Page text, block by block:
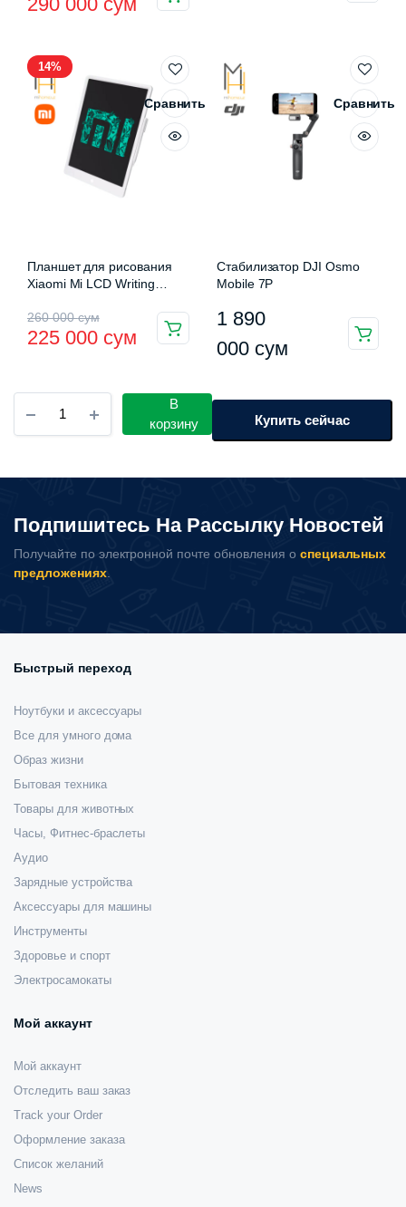
цена
390
000 сум.
цена:
000 сум.
14%
Сравнить
Планшет для рисования
Xiaomi Mi LCD Writing
260 000сум
Первоначальная
цена
000 сум.
225 000 сум
Текущая
цена:
000 сум.
Сравнить
Стабилизатор DJI Osmo
Mobile 7P
1 890
000 сум
для
удаления
Ball
Trimmer
2
MQXJQ01LF
В
корзину
Купить сейчас
Подпишитесь На Рассылку Новостей
Получайте по электронной почте обновления о специальных
предложениях.
Быстрый переход
Ноутбуки и аксессуары
Все для умного дома
Образ жизни
Бытовая техника
Товары для животных
Часы, Фитнес-браслеты
Аудио
Зарядные устройства
Аксессуары для машины
Инструменты
Здоровье и спорт
Электросамокаты
Мой аккаунт
Мой аккаунт
Отследить ваш заказ
Track your Order
Оформление заказа
Список желаний
News